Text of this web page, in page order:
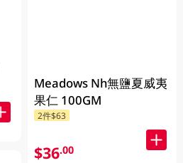
Meadows Nh無鹽夏威夷
果仁 100GM
2件$63
$36.00